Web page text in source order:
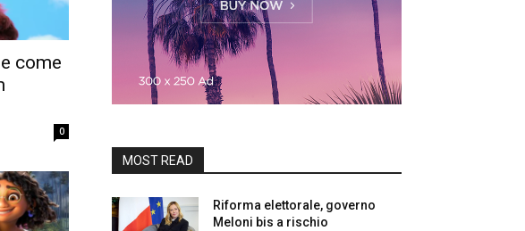
come
0
MOST READ
Riforma elettorale, governo
Meloni bis a rischio